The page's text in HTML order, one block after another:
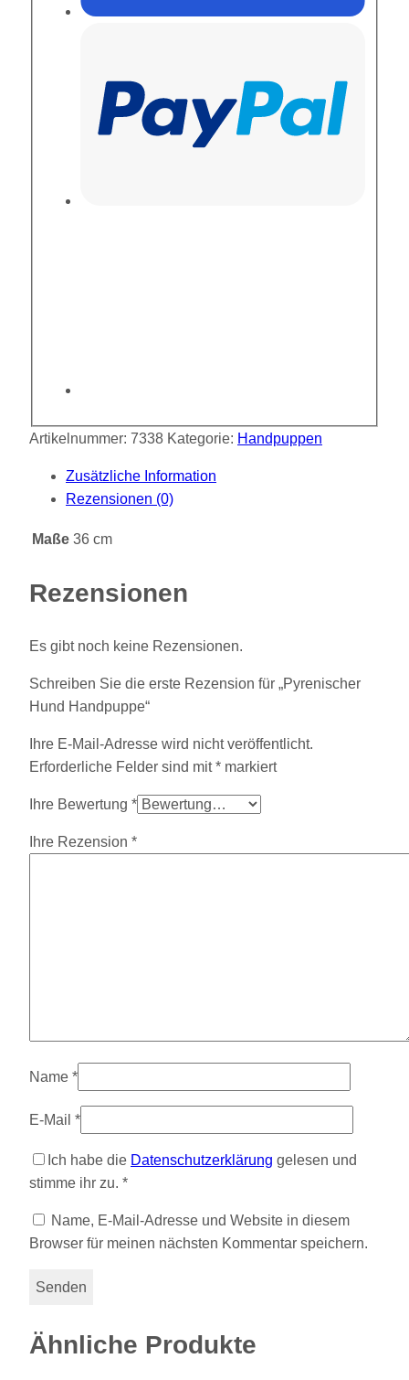
Artikelnummer: 7338 Kategorie: Handpuppen
Zusätzliche Information
Rezensionen (0)
Maße 36 cm
Rezensionen
Es gibt noch keine Rezensionen.
Schreiben Sie die erste Rezension für „Pyrenischer
Hund Handpuppe“
Ihre E-Mail-Adresse wird nicht veröffentlicht.
Erforderliche Felder sind mit* markiert
Ihre Bewertung *
Ihre Rezension *
Name *
E-Mail *
Ich habe die Datenschutzerklärung gelesen und
stimme ihr zu. *
Name, E-Mail-Adresse und Website in diesem
Browser für meinen nächsten Kommentar speichern.
Ähnliche Produkte